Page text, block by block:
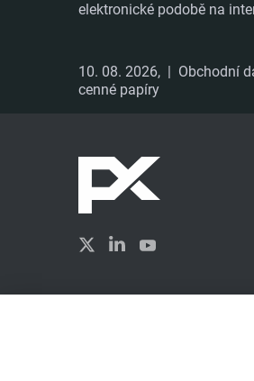
elektronické podobě na
10. 08. 2026, | Obchodní
cenné papíry